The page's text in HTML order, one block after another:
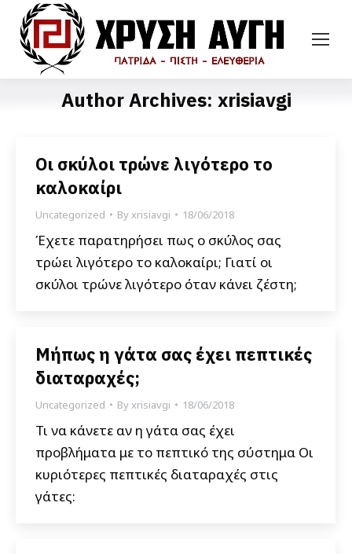
Author Archives: xrisiavgi
Οι σκύλοι τρώνε λιγότερο το
καλοκαίρι
Uncategorized Byxrisiavgi 18/06/2018
Έχετε παρατηρήσει πως ο σκύλος σας
τρώει λιγότερο το καλοκαίρι; Γιατί οι
σκύλοι τρώνε λιγότερο όταν κάνει ζέστη;
Μήπως η γάτα σας έχει πεπτικές
διαταραχές;
Uncategorized Byxrisiavgi 18/06/2018
Τι να κάνετε αν η γάτα σας έχει
προβλήματα με το πεπτικό της σύστημα Οι
κυριότερες πεπτικές διαταραχές στις
γάτες: